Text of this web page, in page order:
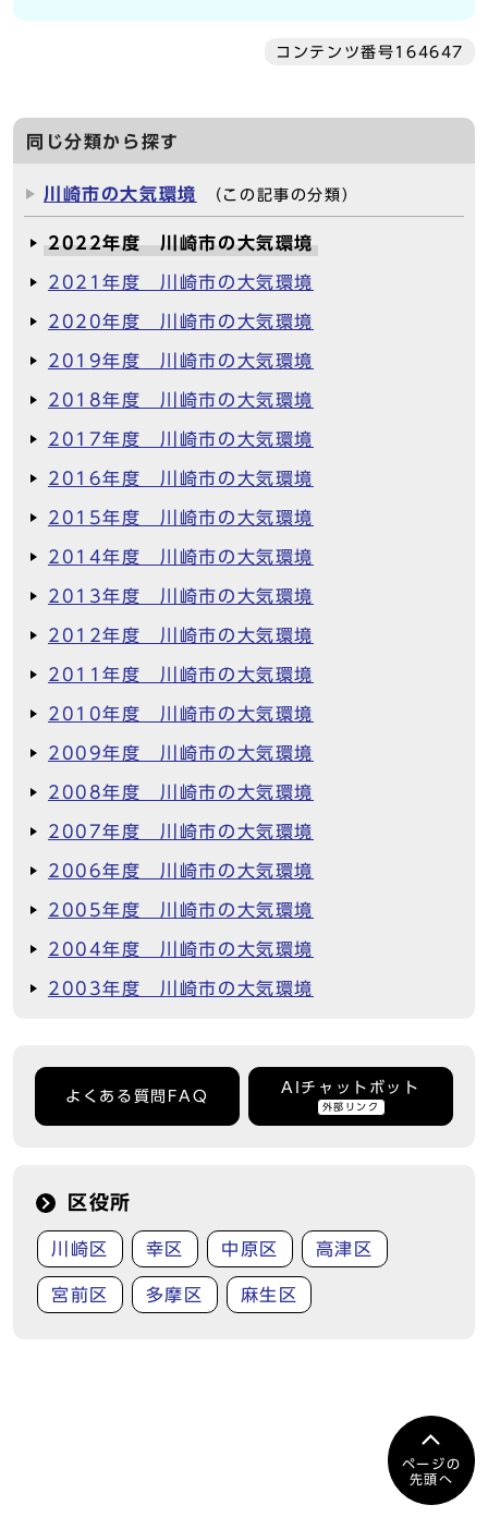
コンテンツ番号164647
同じ分類から探す
川崎市の大気環境 （この記事の分類）
2022年度 川崎市の大気環境
2021年度 川崎市の大気環境
2020年度 川崎市の大気環境
2019年度 川崎市の大気環境
2018年度 川崎市の大気環境
2017年度 川崎市の大気環境
2016年度 川崎市の大気環境
2015年度 川崎市の大気環境
2014年度 川崎市の大気環境
2013年度 川崎市の大気環境
2012年度 川崎市の大気環境
2011年度 川崎市の大気環境
2010年度 川崎市の大気環境
2009年度 川崎市の大気環境
2008年度 川崎市の大気環境
2007年度 川崎市の大気環境
2006年度 川崎市の大気環境
2005年度 川崎市の大気環境
2004年度 川崎市の大気環境
2003年度 川崎市の大気環境
よくある質問FAQ
AIチャットボット
外部リンク
区役所
川崎区 幸区 中原区 高津区
宮前区 多摩区 麻生区
ページの
先頭へ